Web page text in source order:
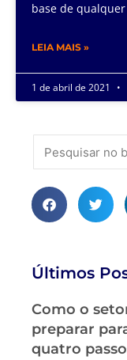
base de
LEIA MAIS »
1 de abril de 2021
Últimos
Como o
preparar
quatro